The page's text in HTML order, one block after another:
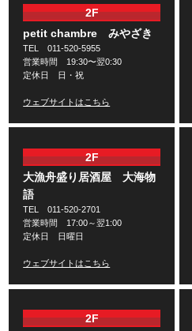
2F
petit chambre みやざき
TEL 011-520-5955
営業時間 19:30〜翌0:30
定休日 日・祝
ウェブサイトはこちら
2F
大漁舟盛り居酒屋 大海物
語
TEL 011-520-2701
営業時間 17:00～翌1:00
定休日 日曜日
ウェブサイトはこちら
2F